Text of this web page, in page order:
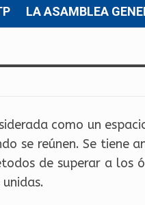
LA ASAMBLEA
como un
se reúnen. Se tiene
de superar a los